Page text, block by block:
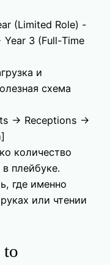
(Limited Role) -
3 (Full-Time
и
схема
-> Receptions ->
количество
плейбуке.
где именно
или чтении
to